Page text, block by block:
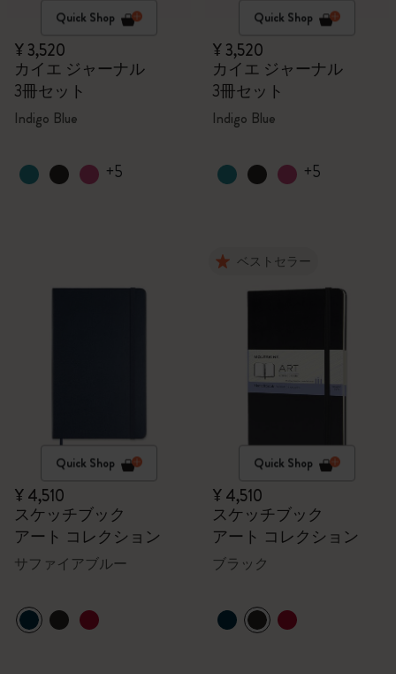
Quick Shop
¥ 3,520
カイエ ジャーナル
3冊セット
Indigo Blue
+5
Quick Shop
¥ 3,520
カイエ ジャーナル
3冊セット
Indigo Blue
+5
Quick Shop
¥ 4,510
スケッチブック
アート コレクション
サファイアブルー
ベストセラー
Quick Shop
¥ 4,510
スケッチブック
アート コレクション
ブラック